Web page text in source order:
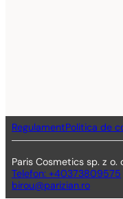
RegulamentPolitica de
Paris Cosmetics sp. z o.
Telefon: +40373809575
birou@parizian.ro